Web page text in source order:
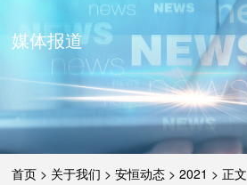
媒体报道
首页 > 关于我们 >安恒动态 >2021 >正文